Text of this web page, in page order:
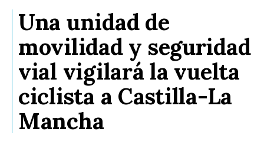
Una unidad de
movilidad y seguridad
vial vigilará la vuelta
ciclista a Castilla-La
Mancha